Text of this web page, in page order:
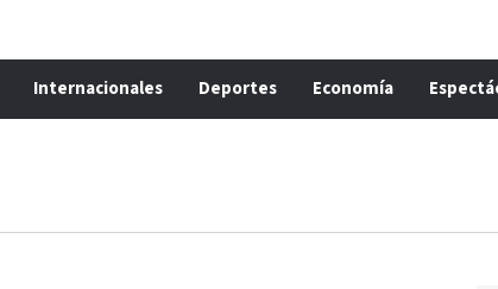
Internacionales Deportes Economía